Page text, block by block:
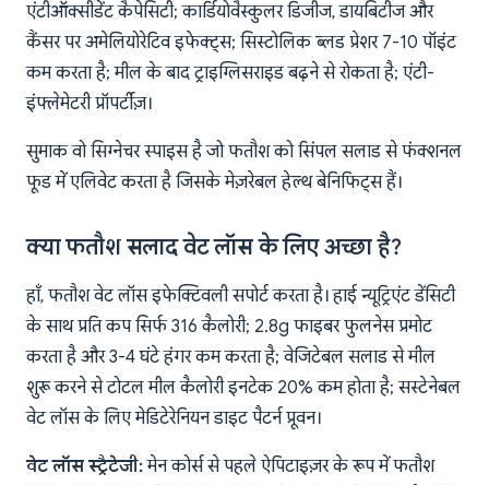
एंटीऑक्सीडेंट कैपेसिटी; कार्डियोवैस्कुलर डिजीज, डायबिटीज और
कैंसर पर अमेलियोरेटिव इफेक्ट्स; सिस्टोलिक ब्लड प्रेशर 7-10 पॉइंट
कम करता है; मील के बाद ट्राइग्लिसराइड बढ़ने से रोकता है; एंटी-
इंफ्लेमेटरी प्रॉपर्टीज़।
सुमाक वो सिग्नेचर स्पाइस है जो फतौश को सिंपल सलाड से फंक्शनल
फूड में एलिवेट करता है जिसके मेज़रेबल हेल्थ बेनिफिट्स हैं।
क्या फतौश सलाद वेट लॉस के लिए अच्छा है?
हाँ, फतौश वेट लॉस इफेक्टिवली सपोर्ट करता है। हाई न्यूट्रिएंट डेंसिटी
के साथ प्रति कप सिर्फ 316 कैलोरी; 2.8g फाइबर फुलनेस प्रमोट
करता है और 3-4 घंटे हंगर कम करता है; वेजिटेबल सलाड से मील
शुरू करने से टोटल मील कैलोरी इनटेक 20% कम होता है; सस्टेनेबल
वेट लॉस के लिए मेडिटेरेनियन डाइट पैटर्न प्रूवन।
वेट लॉस स्ट्रैटेजी:मेन कोर्स से पहले ऐपिटाइज़र के रूप में फतौश